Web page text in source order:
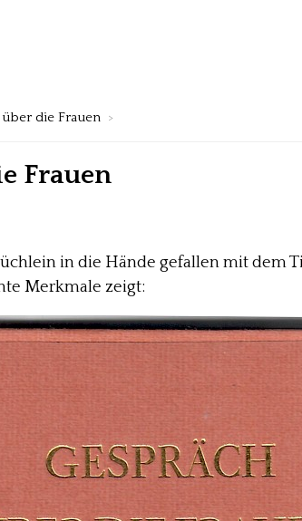
über die Frauen
Frauen
in die Hände gefallen mit dem
Merkmale zeigt: